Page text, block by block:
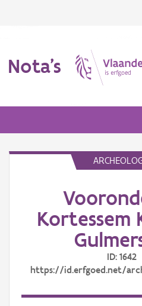
Nota's
Kortessem
ID:
https://id.erfgoed.net/